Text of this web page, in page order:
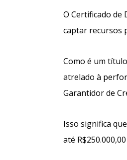
O Certificado de
captar recursos
Como é um
atrelado à
Garantidor de
Isso significa
até